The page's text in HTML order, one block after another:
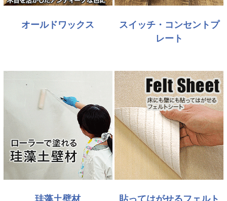
オールドワックス
スイッチ・コンセントプ
レート